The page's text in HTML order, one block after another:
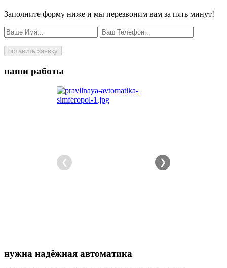
Заполните форму ниже и мы перезвоним вам за пять минут!
оставить заявку
наши работы
❮ ❯
нужна надёжная автоматика